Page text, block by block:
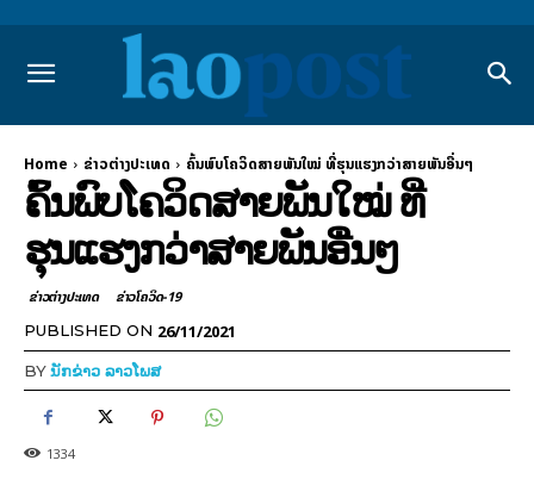
Home ຂ່າວຕ່າງປະເທດ ຄົ້ນພົບໂຄວິດສາຍພັນໃໝ່ ທີ່ຮຸນແຮງກວ່າສາຍພັນອື່ນໆ
ຄົ້ນພົບໂຄວິດສາຍພັນໃໝ່ ທີ່
ຮຸນແຮງກວ່າສາຍພັນອື່ນໆ
ຂ່າວຕ່າງປະເທດ ຂ່າວໂຄວິດ-19
PUBLISHED ON 26/11/2021
BYນັກຂ່າວ ລາວໂພສ
1334